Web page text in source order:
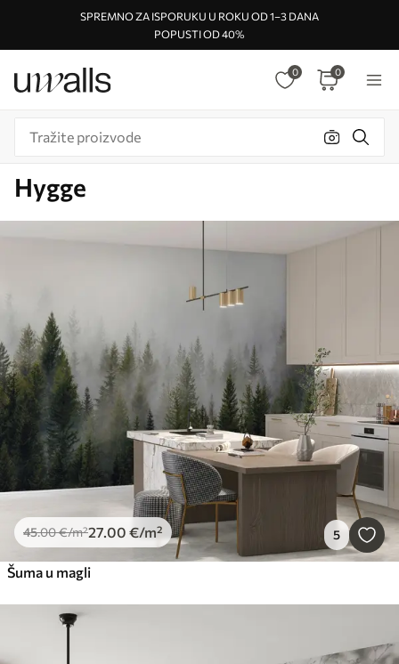
SPREMNO ZA ISPORUKU U ROKU OD 1–3 DANA
POPUSTI OD 40%
0 0
Hygge
45.00€/m²27.00 €/m² 5
Šuma u magli